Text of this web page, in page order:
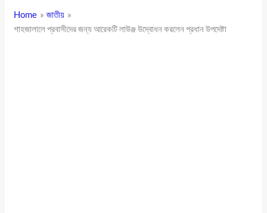
Home
জাতীয়
শাহজালালে প্রবাসীদের জন্য আরেকটি লাউঞ্জ উদ্বোধন করলেন প্রধান উপদেষ্টা